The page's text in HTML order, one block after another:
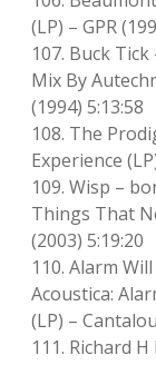
(LP) – GPR
107. Buck Tick
Mix By
(1994) 5:13:58
108. The
Experience
109. Wisp –
Things That
(2003) 5:19:20
110. Alarm
Acoustica:
(LP) –
111. Richard